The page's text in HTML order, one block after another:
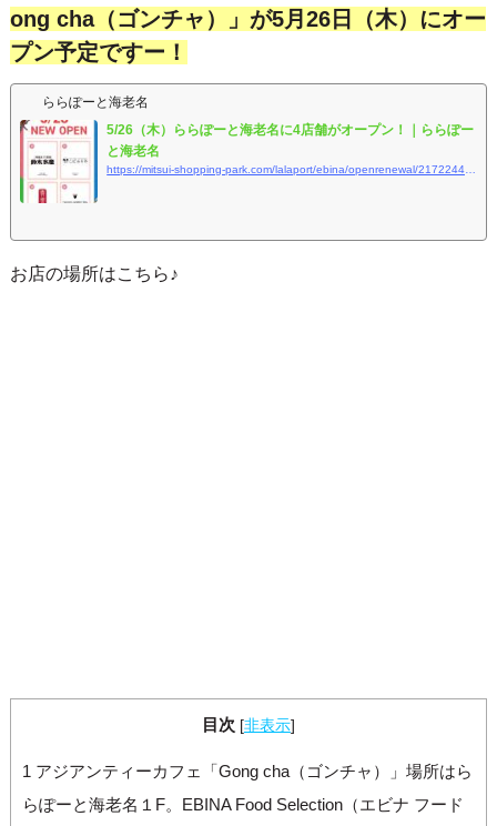
ong cha（ゴンチャ）」が5月26日（木）にオー
プン予定ですー！
ららぽーと海老名
5/26（木）ららぽーと海老名に4店舗がオープン！｜ららぽー
と海老名
https://mitsui-shopping-park.com/lalaport/ebina/openrenewal/2172244.html
お店の場所はこちら♪
目次 [非表示]
1 アジアンティーカフェ「Gong cha（ゴンチャ）」場所はら
らぽーと海老名１F。EBINA Food Selection（エビナ フード